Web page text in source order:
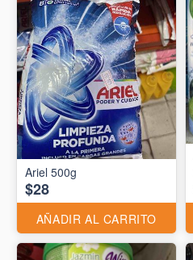
Ariel 500g
$28
AÑADIR AL CARRITO